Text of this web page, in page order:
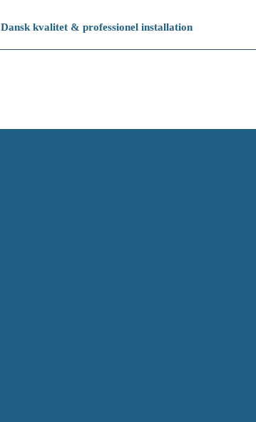
Dansk kvalitet & professionel installation